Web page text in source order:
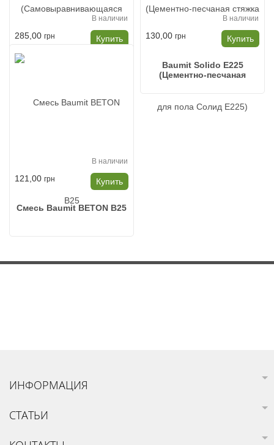
В наличии
285,00 грн Купить
В наличии
130,00 грн Купить
Baumit Solido E225
(Цементно-песчаная
В наличии
121,00 грн Купить
Смесь Baumit BETON B25
ИНФОРМАЦИЯ
СТАТЬИ